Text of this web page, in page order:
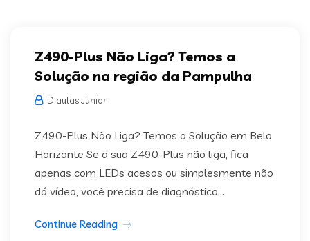
Z490-Plus Não Liga? Temos a
Solução na região da Pampulha
Diaulas Junior
Z490-Plus Não Liga? Temos a Solução em Belo
Horizonte Se a sua Z490-Plus não liga, fica
apenas com LEDs acesos ou simplesmente não
dá vídeo, você precisa de diagnóstico...
Continue Reading